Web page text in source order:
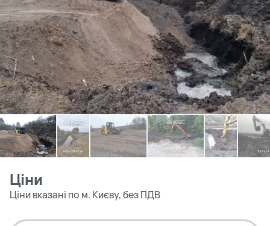
Ціни
Ціни вказані по м. Києву, без ПДВ